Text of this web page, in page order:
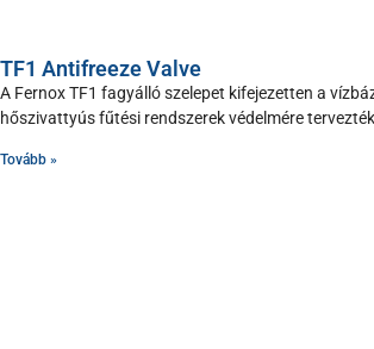
TF1 Antifreeze Valve
A Fernox TF1 fagyálló szelepet kifejezetten a
hőszivattyús fűtési rendszerek védelmére
Tovább »